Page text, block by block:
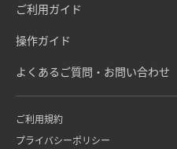
ご利用ガイド
操作ガイド
よくあるご質問・お問い合わせ
ご利用規約
プライバシーポリシー